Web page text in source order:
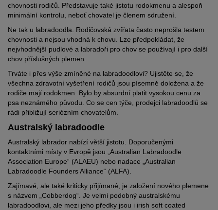
chovnosti rodičů. Představuje také jistotu rodokmenu a alespoň
minimální kontrolu, neboť chovatel je členem sdružení.
Ne tak u labradoodla. Rodičovská zvířata často neprošla testem
chovnosti a nejsou vhodná k chovu. Lze předpokládat, že
nejvhodnější pudlové a labradoři pro chov se používají i pro další
chov příslušných plemen.
Trváte i přes výše zmíněné na labradoodlovi? Ujistěte se, že
všechna zdravotní vyšetření rodičů jsou písemně doložena a že
rodiče mají rodokmen. Bylo by absurdní platit vysokou cenu za
psa neznámého původu. Co se cen týče, prodejci labradoodlů se
rádi přibližují seriózním chovatelům.
Australský labradoodle
Australský labrador nabízí větší jistotu. Doporučenými
kontaktními místy v Evropě jsou „Australian Labradoodle
Association Europe“ (ALAEU) nebo nadace „Australian
Labradoodle Founders Alliance“ (ALFA).
Zajímavé, ale také kriticky přijímané, je založení nového plemene
s názvem „Cobberdog“. Je velmi podobný australskému
labradoodlovi, ale mezi jeho předky jsou i irish soft coated